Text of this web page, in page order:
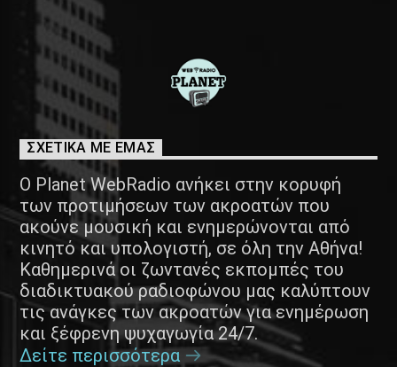
ΣΧΕΤΙΚΑ ΜΕ ΕΜΑΣ
Ο Planet WebRadio ανήκει στην κορυφή
των προτιμήσεων των ακροατών που
ακούνε μουσική και ενημερώνονται από
κινητό και υπολογιστή, σε όλη την Αθήνα!
Καθημερινά οι ζωντανές εκπομπές του
διαδικτυακού ραδιοφώνου μας καλύπτουν
τις ανάγκες των ακροατών για ενημέρωση
και ξέφρενη ψυχαγωγία 24/7.
Δείτε περισσότερα